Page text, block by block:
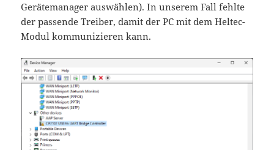
Gerätemanager auswählen). In unserem Fall fehlte
der passende Treiber, damit der PC mit dem Heltec-
Modul kommunizieren kann.